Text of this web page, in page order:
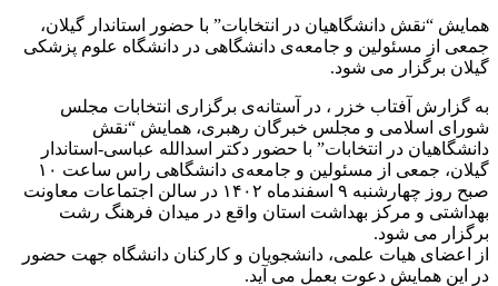
همایش “نقش دانشگاهیان در انتخابات” با حضور استاندار گیلان،
جمعی از مسئولین و جامعه‌ی دانشگاهی در دانشگاه علوم پزشکی
گیلان برگزار می‌ شود.
به گزارش آفتاب خزر ، در آستانه‌ی برگزاری انتخابات مجلس
شورای اسلامی و مجلس خبرگان رهبری، همایش “نقش
دانشگاهیان در انتخابات” با حضور دکتر اسدالله عباسی-استاندار
گیلان، جمعی از مسئولین و جامعه‌ی دانشگاهی راس ساعت ۱۰
صبح روز چهارشنبه ۹ اسفندماه ۱۴۰۲ در سالن اجتماعات معاونت
بهداشتی و مرکز بهداشت استان واقع در میدان فرهنگ رشت
برگزار می شود.
از اعضای هیات علمی، دانشجویان و کارکنان دانشگاه جهت حضور
در این همایش دعوت بعمل می آید.